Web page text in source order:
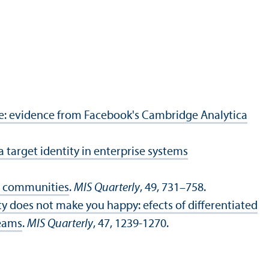
evidence from Facebook's Cambridge Analytica
target identity in enterprise systems
. MIS Quarterly, 49, 731–758.
does not make you happy: efects of differentiated
. MIS Quarterly, 47, 1239-1270.